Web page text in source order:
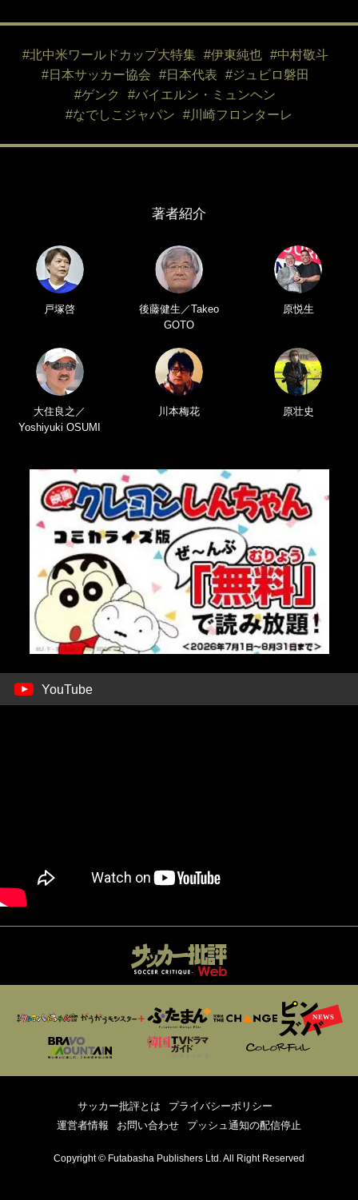
#北中米ワールドカップ大特集 #伊東純也
#中村敬斗
#日本サッカー協会
#日本代表
#ジュビロ磐田
#ゲンク
#バイエルン・ミュンヘン
#なでしこジャパン
#川崎フロンターレ
著者紹介
戸塚啓
後藤健生／Takeo
GOTO
原悦生
大住良之／
Yoshiyuki OSUMI
川本梅花 原壮史
YouTube
サッカー批評とは
プライバシーポリシー
運営者情報
お問い合わせ プッシュ通知の配信停止
Copyright © Futabasha Publishers Ltd. All Right Reserved